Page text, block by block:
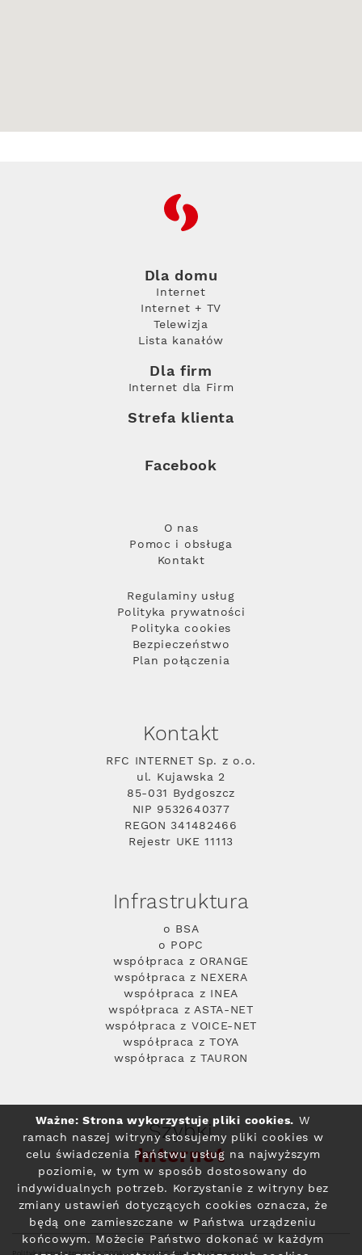
RFC
Dla domu
Internet
Internet + TV
Telewizja
Lista kanałów
Dla firm
Internet dla Firm
Strefa klienta
Facebook
O nas
Pomoc i obsługa
Kontakt
Regulaminy usług
Polityka prywatności
Polityka cookies
Bezpieczeństwo
Plan połączenia
Kontakt
RFC INTERNET Sp. z o.o.
ul. Kujawska 2
85-031 Bydgoszcz
NIP 9532640377
REGON 341482466
Rejestr UKE 11113
Infrastruktura
o BSA
o POPC
współpraca z ORANGE
współpraca z NEXERA
współpraca z INEA
współpraca z ASTA-NET
współpraca z VOICE-NET
współpraca z TOYA
współpraca z TAURON
Szybki
Internet
Ważne: Strona wykorzystuje pliki cookies. W
ramach naszej witryny stosujemy pliki cookies w
celu świadczenia Państwu usług na najwyższym
poziomie, w tym w sposób dostosowany do
indywidualnych potrzeb. Korzystanie z witryny bez
zmiany ustawień dotyczących cookies oznacza, że
będą one zamieszczane w Państwa urządzeniu
końcowym. Możecie Państwo dokonać w każdym